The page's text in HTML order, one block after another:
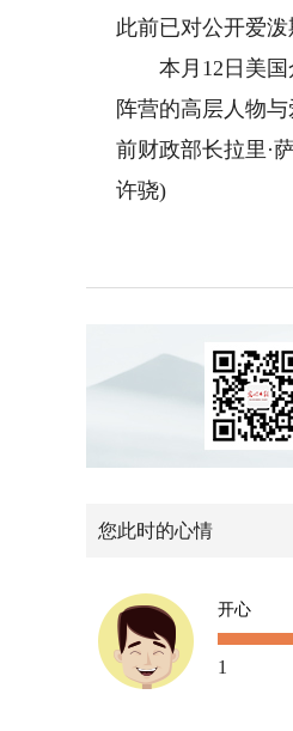
此前已对公开爱泼
本月12日美国
阵营的高层人物
前财政部长拉里·
许骁)
您此时的心情
开心
1